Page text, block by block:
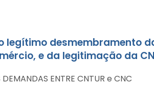
legítimo desmembramento
e da legitimação da
ENTRE CNTUR e CNC